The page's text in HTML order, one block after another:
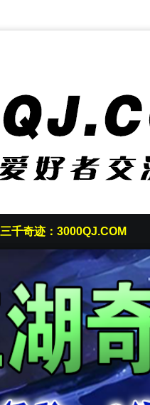
三千奇迹：3000QJ.COM